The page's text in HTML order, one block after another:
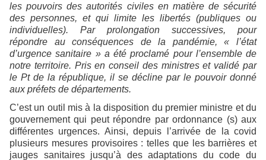
les pouvoirs des autorités civiles en matière de sécurité
des personnes, et qui limite les libertés (publiques ou
individuelles). Par prolongation successives, pour
répondre au conséquences de la pandémie, « l’état
d’urgence sanitaire » a été proclamé pour l’ensemble de
notre territoire. Pris en conseil des ministres et validé par
le Pt de la république, il se décline par le pouvoir donné
aux préfets de départements.
C’est un outil mis à la disposition du premier ministre et du
gouvernement qui peut répondre par ordonnance (s) aux
différentes urgences. Ainsi, depuis l’arrivée de la covid
plusieurs mesures provisoires : telles que les barrières et
jauges sanitaires jusqu’à des adaptations du code du